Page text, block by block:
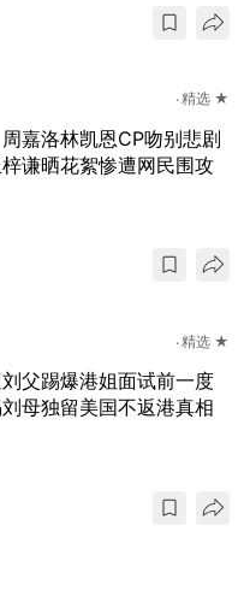
精选 ★
嘉洛林凯恩CP吻别悲剧
谦晒花絮惨遭网民围攻
精选 ★
父踢爆港姐面试前一度
母独留美国不返港真相